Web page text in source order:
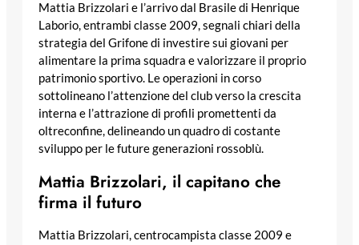
Mattia Brizzolari e l’arrivo dal Brasile di Henrique
Laborio, entrambi classe 2009, segnali chiari della
strategia del Grifone di investire sui giovani per
alimentare la prima squadra e valorizzare il proprio
patrimonio sportivo. Le operazioni in corso
sottolineano l’attenzione del club verso la crescita
interna e l’attrazione di profili promettenti da
oltreconfine, delineando un quadro di costante
sviluppo per le future generazioni rossoblù.
Mattia Brizzolari, il capitano che
firma il futuro
Mattia Brizzolari, centrocampista classe 2009 e